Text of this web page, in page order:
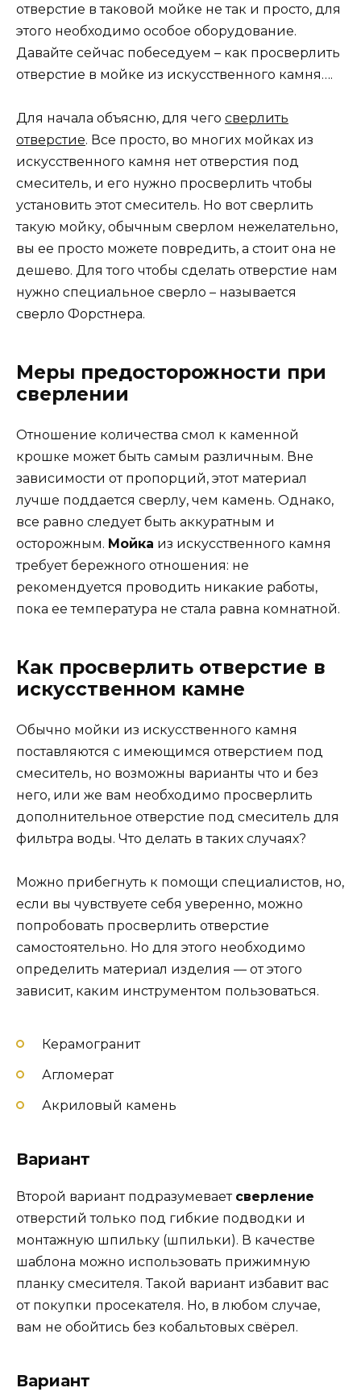
отверстие в таковой мойке не так и просто, для
этого необходимо особое оборудование.
Давайте сейчас побеседуем – как просверлить
отверстие в мойке из искусственного камня….
Для начала объясню, для чего сверлить
отверстие. Все просто, во многих мойках из
искусственного камня нет отверстия под
смеситель, и его нужно просверлить чтобы
установить этот смеситель. Но вот сверлить
такую мойку, обычным сверлом нежелательно,
вы ее просто можете повредить, а стоит она не
дешево. Для того чтобы сделать отверстие нам
нужно специальное сверло – называется
сверло Форстнера.
Меры предосторожности при
сверлении
Отношение количества смол к каменной
крошке может быть самым различным. Вне
зависимости от пропорций, этот материал
лучше поддается сверлу, чем камень. Однако,
все равно следует быть аккуратным и
осторожным. Мойка из искусственного камня
требует бережного отношения: не
рекомендуется проводить никакие работы,
пока ее температура не стала равна комнатной.
Как просверлить отверстие в
искусственном камне
Обычно мойки из искусственного камня
поставляются с имеющимся отверстием под
смеситель, но возможны варианты что и без
него, или же вам необходимо просверлить
дополнительное отверстие под смеситель для
фильтра воды. Что делать в таких случаях?
Можно прибегнуть к помощи специалистов, но,
если вы чувствуете себя уверенно, можно
попробовать просверлить отверстие
самостоятельно. Но для этого необходимо
определить материал изделия — от этого
зависит, каким инструментом пользоваться.
Керамогранит
Агломерат
Акриловый камень
Вариант
Второй вариант подразумевает сверление
отверстий только под гибкие подводки и
монтажную шпильку (шпильки). В качестве
шаблона можно использовать прижимную
планку смесителя. Такой вариант избавит вас
от покупки просекателя. Но, в любом случае,
вам не обойтись без кобальтовых свёрел.
Вариант